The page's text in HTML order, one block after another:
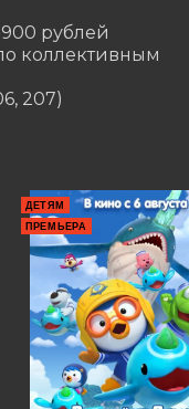
рублей
коллективным
207)
ДЕТЯМ
ПРЕМЬЕРА